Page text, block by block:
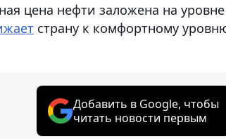
цена нефти заложена на уровне
страну к комфортному
Добавить в Google, чтобы
читать новости первым